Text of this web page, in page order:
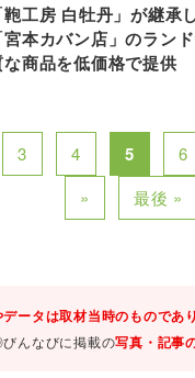
鞄工房 白牡丹」が継承
宮本カバン店」のラン
な商品を低価格で提供
3 4 5 6
»
最後 »
ータは取材当時のものであ
んなびに掲載の写真・記事